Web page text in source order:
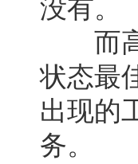
没有。
而高
状态最
出现的
务。